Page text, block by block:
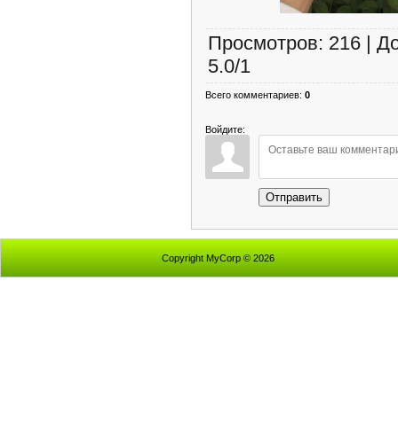
Просмотров: 216 |
5.0/1
Всего комментариев: 0
Войдите:
Отправить
Copyright MyCorp © 2026